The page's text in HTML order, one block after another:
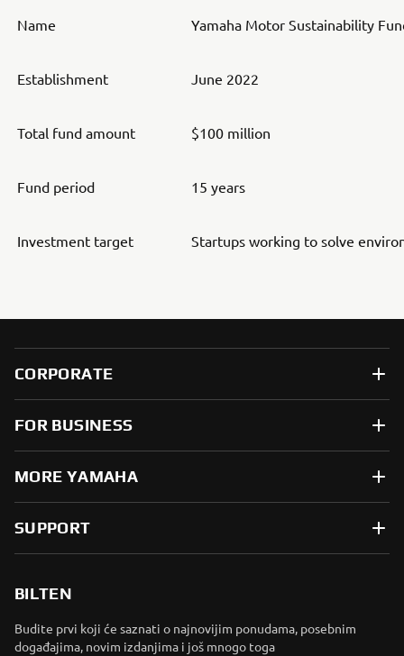
Name Yamaha Motor Sustainability
Establishment June 2022
Total fund amount $100 million
Fund period 15 years
Investment target Startups working to solve
CORPORATE
FOR BUSINESS
MORE YAMAHA
SUPPORT
BILTEN
Budite prvi koji će saznati o najnovijim ponudama, posebnim
događajima, novim izdanjima i još mnogo toga